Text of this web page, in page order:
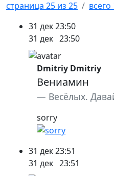
страница 25 из 25
31 дек23:50
31 дек 23:50
Dmitriy Dmitriy
Вениамин
Весёлых.
sorry
31 дек23:51
31 дек 23:51